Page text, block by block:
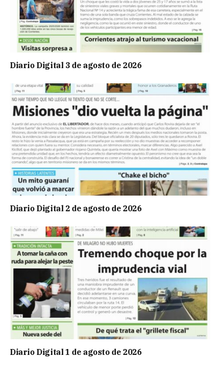
Diario Digital 3 de agosto de 2026
Diario Digital 2 de agosto de 2026
Diario Digital 1 de agosto de 2026